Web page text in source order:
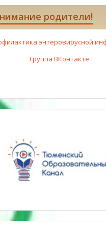
родители!
энтеровирусной
Группа ВКонтакте